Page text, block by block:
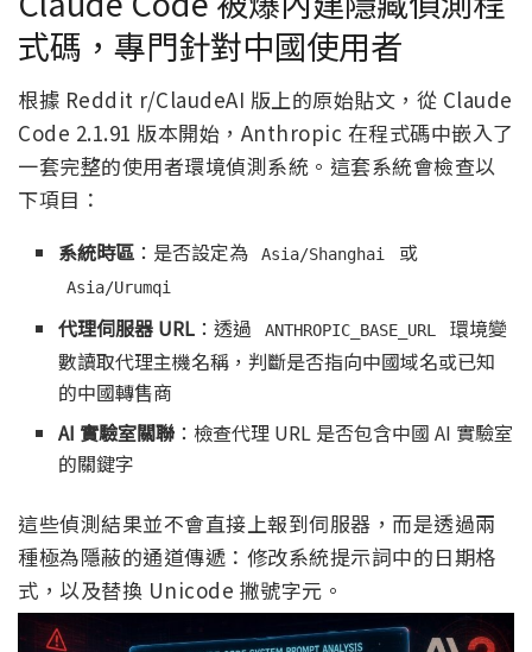
式碼，專門針對中國使用者
根據 Reddit r/ClaudeAI 版上的原始貼文，從 Claude
Code 2.1.91 版本開始，Anthropic 在程式碼中嵌入了
一套完整的使用者環境偵測系統。這套系統會檢查以
下項目：
系統時區 ：是否設定為 Asia/Shanghai 或
Asia/Urumqi
代理伺服器 URL ：透過 ANTHROPIC_BASE_URL
環境變
數讀取代理主機名稱，判斷是否指向中國域名或已知
的中國轉售商
AI 實驗室關聯 ：檢查代理 URL 是否包含中國 AI 實驗室
的關鍵字
這些偵測結果並不會直接上報到伺服器，而是透過兩
種極為隱蔽的通道傳遞：修改系統提示詞中的日期格
式，以及替換 Unicode 撇號字元。